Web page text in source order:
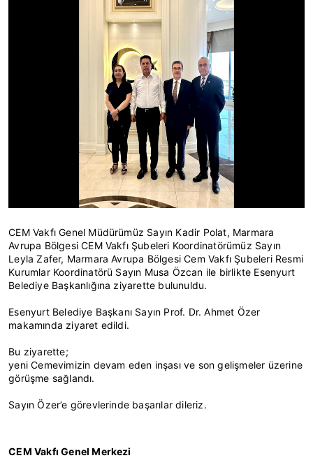
CEM Vakfı Genel Müdürümüz Sayın Kadir Polat, Marmara
Avrupa Bölgesi CEM Vakfı Şubeleri Koordinatörümüz Sayın
Leyla Zafer, Marmara Avrupa Bölgesi Cem Vakfı Şubeleri Resmi
Kurumlar Koordinatörü Sayın Musa Özcan ile birlikte Esenyurt
Belediye Başkanlığına ziyarette bulunuldu.
Esenyurt Belediye Başkanı Sayın Prof. Dr. Ahmet Özer
makamında ziyaret edildi.
Bu ziyarette;
yeni Cemevimizin devam eden inşası ve son gelişmeler üzerine
görüşme sağlandı.
Sayın Özer’e görevlerinde başarılar dileriz.
CEM Vakfı Genel Merkezi